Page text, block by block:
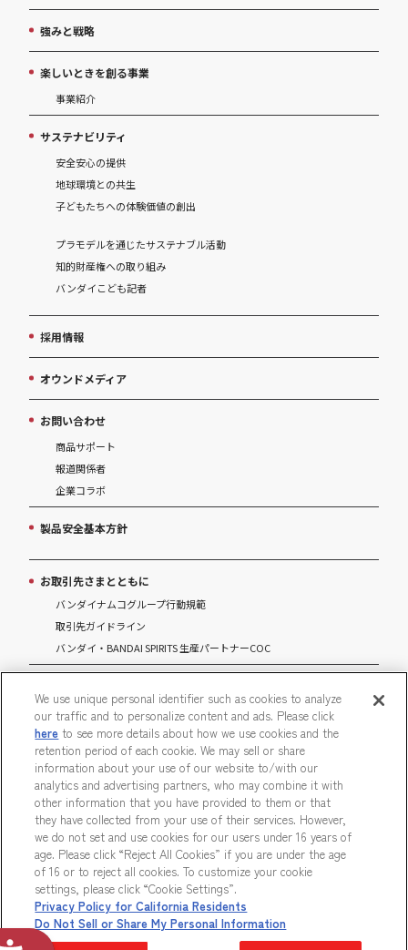
強みと戦略
楽しいときを創る事業
事業紹介
サステナビリティ
安全安心の提供
地球環境との共生
子どもたちへの体験価値の創出
プラモデルを通じたサステナブル活動
知的財産権への取り組み
バンダイこども記者
採用情報
オウンドメディア
お問い合わせ
商品サポート
報道関係者
企業コラボ
製品安全基本方針
お取引先さまとともに
バンダイナムコグループ行動規範
取引先ガイドライン
バンダイ・BANDAI SPIRITS 生産パートナーCOC
パートナーシップ構築宣言
ウェブサイトご利用条件ソーシャルメディアポリシー
個人情報及び特定個人情報等の取り扱いに関する保護方針
Do Not Sell or Share My Personal Informationウェブアクセシビリティ方針
著作権・商標についてカスタマーハラスメントに対する基本的な対応方針
We use unique personal identifier such as cookies to analyze
our traffic and to personalize content and ads. Please click
here to see more details about how we use cookies and the
retention period of each cookie. We may sell or share
information about your use of our website to/with our
analytics and advertising partners, who may combine it with
other information that you have provided to them or that
they have collected from your use of their services. However,
we do not set and use cookies for our users under 16 years of
age. Please click “Reject All Cookies” if you are under the age
of 16 or to reject all cookies. To customize your cookie
settings, please click “Cookie Settings”.
Privacy Policy for California Residents
Do Not Sell or Share My Personal Information